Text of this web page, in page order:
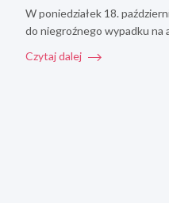
W poniedziałek 18.
do niegroźnego wypadku
Czytaj dalej